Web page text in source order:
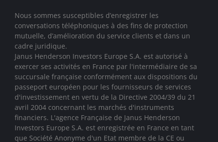
Nous sommes susceptibles d’enregistrer les
conversations téléphoniques à des fins de protection
mutuelle, d’amélioration du service clients et dans un
cadre juridique.
Janus Henderson Investors Europe S.A. est autorisé à
exercer ses activités en France par l'intermédiaire de sa
succursale française conformément aux dispositions du
passeport européen pour les fournisseurs de services
d'investissement en vertu de la Directive 2004/39 du 21
avril 2004 concernant les marchés d'instruments
financiers. L'agence Française de Janus Henderson
Investors Europe S.A. est enregistrée en France en tant
que Société Anonyme d'un Etat membre de la CE ou